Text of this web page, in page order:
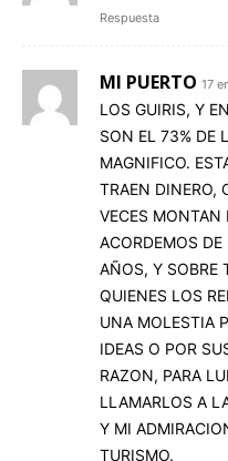
Respuesta
MI PUERTO 17
LOS GUIRIS, Y
SON EL 73% DE
MAGNIFICO.
TRAEN DINERO,
VECES
ACORDEMOS
AÑOS, Y SOBRE
QUIENES LOS
UNA MOLESTIA
IDEAS O POR
RAZON, PARA
LLAMARLOS A
Y MI
TURISMO.